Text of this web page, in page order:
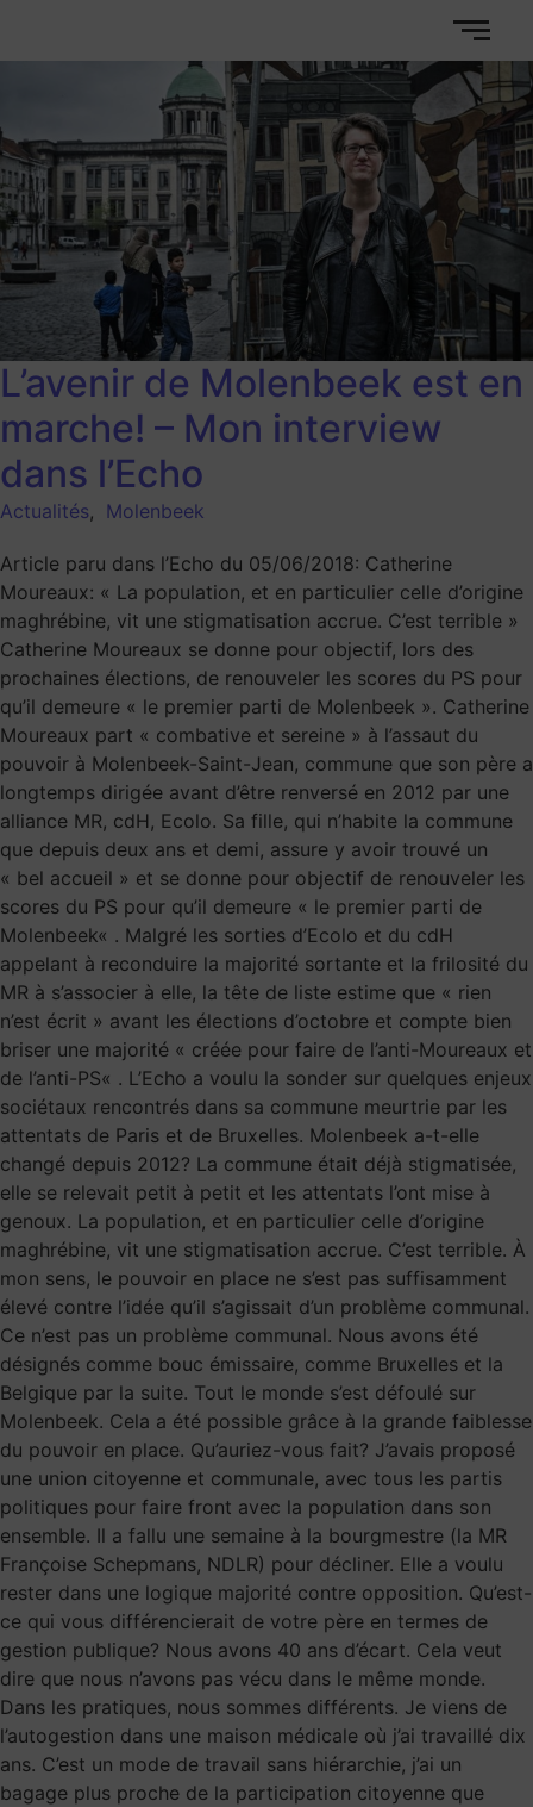
L’avenir de Molenbeek est en
marche! – Mon interview
dans l’Echo
Actualités, Molenbeek
Article paru dans l’Echo du 05/06/2018: Catherine
Moureaux: « La population, et en particulier celle d’origine
maghrébine, vit une stigmatisation accrue. C’est terrible »
Catherine Moureaux se donne pour objectif, lors des
prochaines élections, de renouveler les scores du PS pour
qu’il demeure « le premier parti de Molenbeek ». Catherine
Moureaux part « combative et sereine » à l’assaut du
pouvoir à Molenbeek-Saint-Jean, commune que son père a
longtemps dirigée avant d’être renversé en 2012 par une
alliance MR, cdH, Ecolo. Sa fille, qui n’habite la commune
que depuis deux ans et demi, assure y avoir trouvé un
« bel accueil » et se donne pour objectif de renouveler les
scores du PS pour qu’il demeure « le premier parti de
Molenbeek« . Malgré les sorties d’Ecolo et du cdH
appelant à reconduire la majorité sortante et la frilosité du
MR à s’associer à elle, la tête de liste estime que « rien
n’est écrit » avant les élections d’octobre et compte bien
briser une majorité « créée pour faire de l’anti-Moureaux et
de l’anti-PS« . L’Echo a voulu la sonder sur quelques enjeux
sociétaux rencontrés dans sa commune meurtrie par les
attentats de Paris et de Bruxelles. Molenbeek a-t-elle
changé depuis 2012? La commune était déjà stigmatisée,
elle se relevait petit à petit et les attentats l’ont mise à
genoux. La population, et en particulier celle d’origine
maghrébine, vit une stigmatisation accrue. C’est terrible. À
mon sens, le pouvoir en place ne s’est pas suffisamment
élevé contre l’idée qu’il s’agissait d’un problème communal.
Ce n’est pas un problème communal. Nous avons été
désignés comme bouc émissaire, comme Bruxelles et la
Belgique par la suite. Tout le monde s’est défoulé sur
Molenbeek. Cela a été possible grâce à la grande faiblesse
du pouvoir en place. Qu’auriez-vous fait? J’avais proposé
une union citoyenne et communale, avec tous les partis
politiques pour faire front avec la population dans son
ensemble. Il a fallu une semaine à la bourgmestre (la MR
Françoise Schepmans, NDLR) pour décliner. Elle a voulu
rester dans une logique majorité contre opposition. Qu’est-
ce qui vous différencierait de votre père en termes de
gestion publique? Nous avons 40 ans d’écart. Cela veut
dire que nous n’avons pas vécu dans le même monde.
Dans les pratiques, nous sommes différents. Je viens de
l’autogestion dans une maison médicale où j’ai travaillé dix
ans. C’est un mode de travail sans hiérarchie, j’ai un
bagage plus proche de la participation citoyenne que